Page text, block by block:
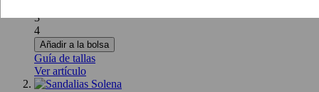
3
4
Añadir a la bolsa
Guía de tallas
Ver artículo